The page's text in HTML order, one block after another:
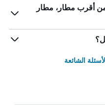
أقرب مطار، مطار
الشائعة